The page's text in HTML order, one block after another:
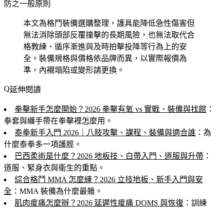
防之一般原則
本文為格鬥裝備選購整理，護具能降低急性傷害但
無法消除頭部反覆撞擊的長期風險，也無法取代合
格教練、循序漸進與及時拍擊投降等行為上的安
全。裝備規格與價格依品牌而異，以實際報價為
準，內襯塌陷或變形請更換。
延伸閱讀
拳擊新手怎麼開始？2026 拳擊有氧 vs 實戰、裝備與找館 ：
拳套與纏手帶在拳擊裡怎麼用。
泰拳新手入門 2026｜八肢攻擊、課程、裝備與適合誰 ：為
什麼泰拳多一項護脛。
巴西柔術是什麼？2026 地板技、白帶入門、道服與升帶 ：
道服、緊身衣與衛生的重點。
綜合格鬥 MMA 怎麼練？2026 立技地板、新手入門與安
全 ：MMA 裝備為什麼最雜。
肌肉痠痛怎麼辦？2026 延遲性痠痛 DOMS 與恢復 ：訓練